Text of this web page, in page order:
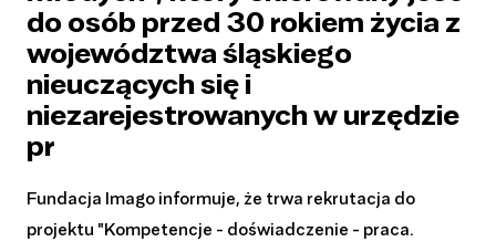
do osób przed 30 rokiem życia z
województwa śląskiego
nieuczących się i
niezarejestrowanych w urzędzie
pr
Fundacja Imago informuje, że trwa rekrutacja do
projektu "Kompetencje - doświadczenie - praca.